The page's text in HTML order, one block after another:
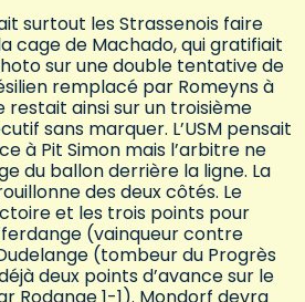
surtout les Strassenois faire
cage de Machado, qui gratifiait
sur une double tentative de
remplacé par Romeyns à
restait ainsi sur un troisième
sans marquer. L’USM pensait
à Pit Simon mais l’arbitre ne
du ballon derrière la ligne. La
des deux côtés. Le
et les trois points pour
(vainqueur contre
(tombeur du Progrès
deux points d’avance sur le